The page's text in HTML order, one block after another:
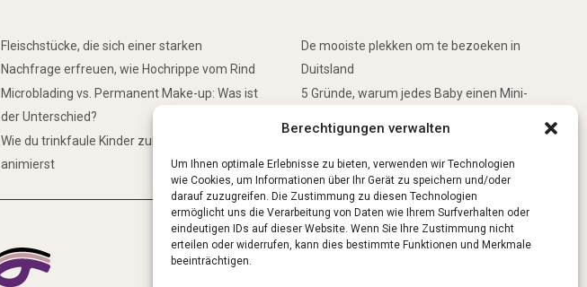
Berechtigungen verwalten
Um Ihnen optimale Erlebnisse zu bieten, verwenden wir Technologien
wie Cookies, um Informationen über Ihr Gerät zu speichern und/oder
darauf zuzugreifen. Die Zustimmung zu diesen Technologien
ermöglicht uns die Verarbeitung von Daten wie Ihrem Surfverhalten oder
eindeutigen IDs auf dieser Website. Wenn Sie Ihre Zustimmung nicht
erteilen oder widerrufen, kann dies bestimmte Funktionen und Merkmale
beeinträchtigen.
Fleischstücke, die sich einer starken
Nachfrage erfreuen, wie Hochrippe vom Rind
Microblading vs. Permanent Make-up: Was ist
der Unterschied?
Wie du trinkfaule Kinder zum Trinken
animierst
De mooiste plekken om te bezoeken in
Duitsland
5 Gründe, warum jedes Baby einen Mini-